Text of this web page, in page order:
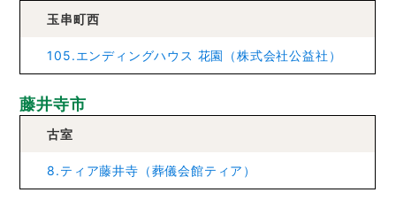
玉串町西
105.エンディングハウス 花園（株式会社公益社）
藤井寺市
古室
8.ティア藤井寺（葬儀会館ティア）